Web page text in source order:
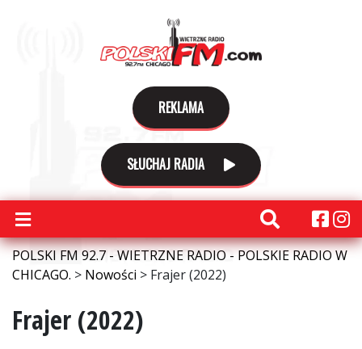
REKLAMA
SŁUCHAJ RADIA
POLSKI FM 92.7 - WIETRZNE RADIO - POLSKIE RADIO W
CHICAGO. > Nowości > Frajer (2022)
Frajer (2022)